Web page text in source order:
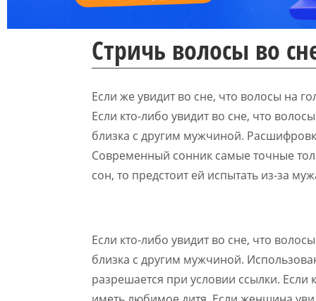
Стричь волосы во
Если же увидит во сне, что волосы на
Если кто-либо увидит во сне, что
близка с другим мужчиной.
Современный сонник самые точные
сон, то предстоит ей испытать из-за
Если кто-либо увидит во сне, что
близка с другим мужчиной.
разрешается при условии ссылки. Если